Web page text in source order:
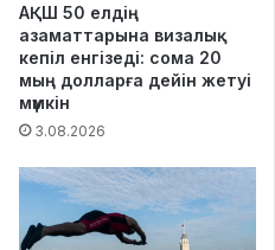
АҚШ 50 елдің
азаматтарына визалық
кепіл енгізеді: сома 20
мың долларға дейін жетуі
мүмкін
3.08.2026